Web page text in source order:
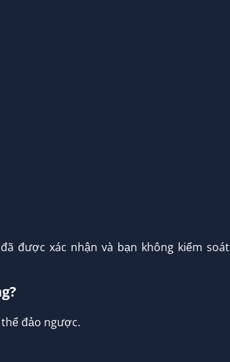
được xác nhận và bạn không kiểm soát
đảo ngược.